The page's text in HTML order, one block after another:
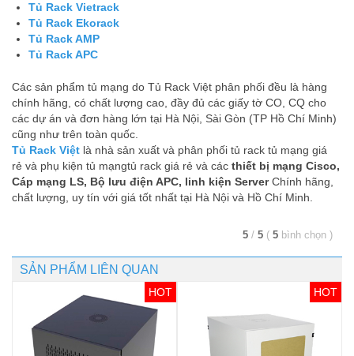
Tủ Rack Vietrack
Tủ Rack Ekorack
Tủ Rack AMP
Tủ Rack APC
Các sản phẩm tủ mạng do Tủ Rack Việt phân phối đều là hàng
chính hãng, có chất lượng cao, đầy đủ các giấy tờ CO, CQ cho
các dự án và đơn hàng lớn tại Hà Nội, Sài Gòn (TP Hồ Chí Minh)
cũng như trên toàn quốc.
Tủ Rack Việt là nhà sản xuất và phân phối tủ rack tủ mạng giá
rẻ và phụ kiện tủ mạngtủ rack giá rẻ và các thiết bị mạng Cisco,
Cáp mạng LS, Bộ lưu điện APC, linh kiện ServerChính hãng,
chất lượng, uy tín với giá tốt nhất tại Hà Nội và Hồ Chí Minh.
5 / 5 ( 5 bình chọn )
SẢN PHẨM LIÊN QUAN